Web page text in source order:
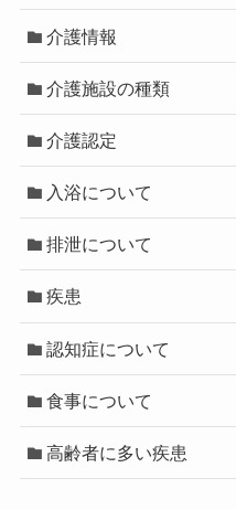
介護情報
介護施設の種類
介護認定
入浴について
排泄について
疾患
認知症について
食事について
高齢者に多い疾患